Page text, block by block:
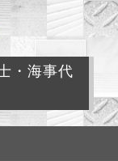
・海事代